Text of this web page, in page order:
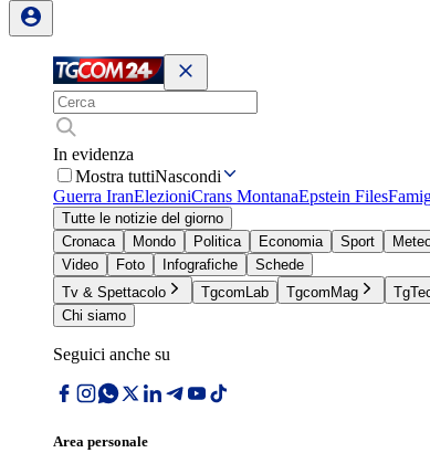
In evidenza
Mostra tuttiNascondi
Guerra IranElezioniCrans MontanaEpstein Files
Tutte le notizie del giorno
Cronaca
Mondo Politica Economia Sport
Video
Foto Infografiche
Schede
Tv & Spettacolo
TgcomLab TgcomMag
Chi siamo
Seguici anche su
Area personale